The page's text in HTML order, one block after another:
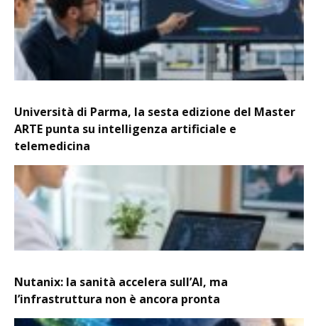
Università di Parma, la sesta edizione del Master
ARTE punta su intelligenza artificiale e
telemedicina
Nutanix: la sanità accelera sull’AI, ma
l’infrastruttura non è ancora pronta